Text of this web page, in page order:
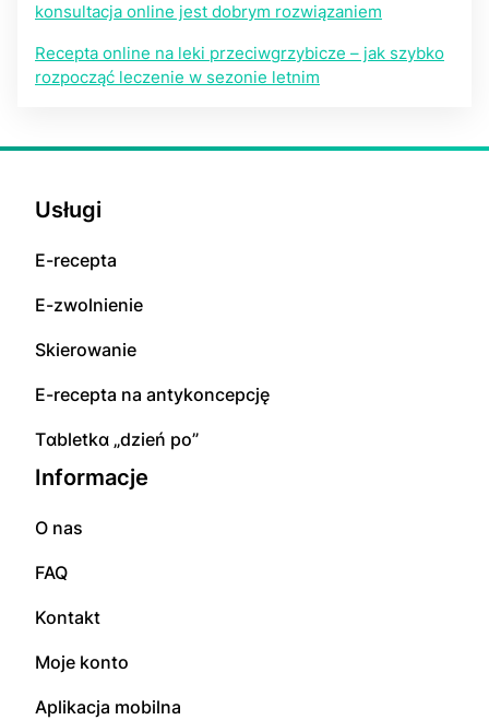
konsultacja online jest dobrym rozwiązaniem
Recepta online na leki przeciwgrzybicze – jak szybko
rozpocząć leczenie w sezonie letnim
Usługi
E-rесерta
E-zwolnienie
Skierowanie
E-rесерta na аntуkоnсерсję
Tɑbletkɑ „dzień po”
Informacje
O nas
FAQ
Kontakt
Moje konto
Aplikacja mobilna